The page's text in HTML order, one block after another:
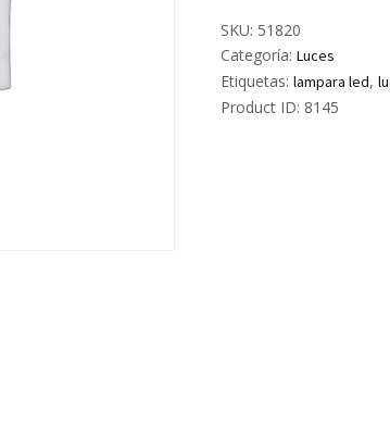
SKU: 51820
Categoría: Luces
Etiquetas: lampara led,
Product ID: 8145